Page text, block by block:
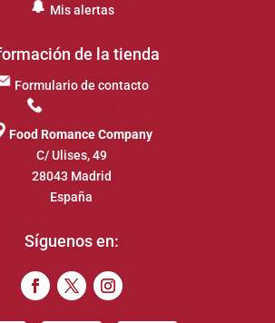
Mis alertas
de la tienda
Formulario de contacto
Food Romance Company
C/ Ulises, 49
28043 Madrid
España
Síguenos en: